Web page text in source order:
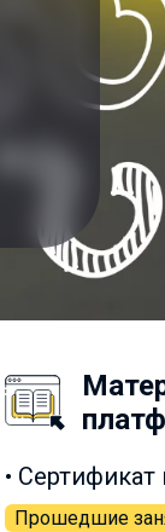
• Сертификат
Прошедшие